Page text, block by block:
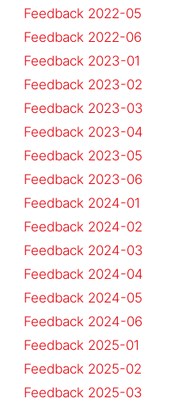
Feedback 2022-05
Feedback 2022-06
Feedback 2023-01
Feedback 2023-02
Feedback 2023-03
Feedback 2023-04
Feedback 2023-05
Feedback 2023-06
Feedback 2024-01
Feedback 2024-02
Feedback 2024-03
Feedback 2024-04
Feedback 2024-05
Feedback 2024-06
Feedback 2025-01
Feedback 2025-02
Feedback 2025-03